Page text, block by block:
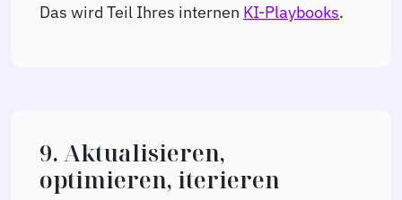
Das wird Teil Ihres internen KI-Playbooks.
9. Aktualisieren,
optimieren, iterieren